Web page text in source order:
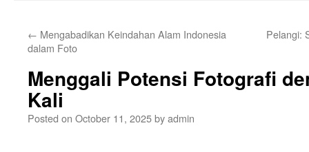
← Mengabadikan Keindahan Alam Indonesia
dalam Foto
Pelangi:
Menggali Potensi Fotografi
Kali
Posted on October 11, 2025byadmin